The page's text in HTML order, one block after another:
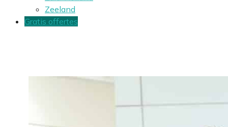
Zeeland
Gratis offertes